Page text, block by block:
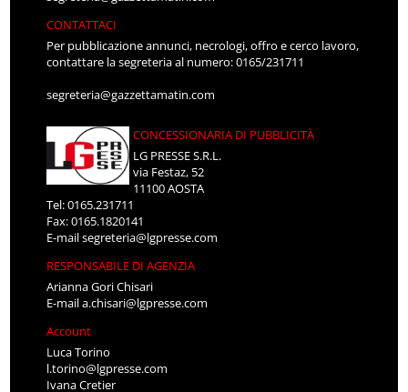
CONTATTACI
Per pubblicazione annunci, necrologi, offro e cerco lavoro,
contattare la segreteria al numero: 0165/231711
segreteria@gazzettamatin.com
CONCESSIONARIA DI PUBBLICITÀ
LG PRESSE S.R.L.
via Festaz, 52
11100 AOSTA
Tel: 0165.231711
Fax: 0165.1820141
E-mailsegreteria@lgpresse.com
RESPONSABILE DI AGENZIA
Arianna Gori Chisari
E-maila.chisari@lgpresse.com
Account
Luca Torino
l.torino@lgpresse.com
Ivana Cretier